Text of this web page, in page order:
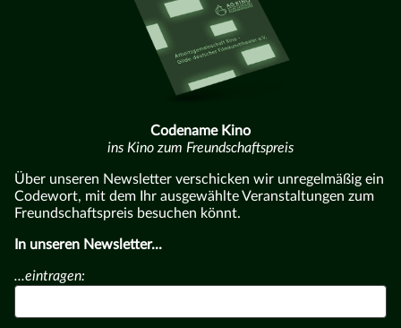
Codename Kino
ins Kino zum Freundschaftspreis
Über unseren Newsletter verschicken wir unregelmäßig ein
Codewort, mit dem Ihr ausgewählte Veranstaltungen zum
Freundschaftspreis besuchen könnt.
In unseren Newsletter...
...eintragen: